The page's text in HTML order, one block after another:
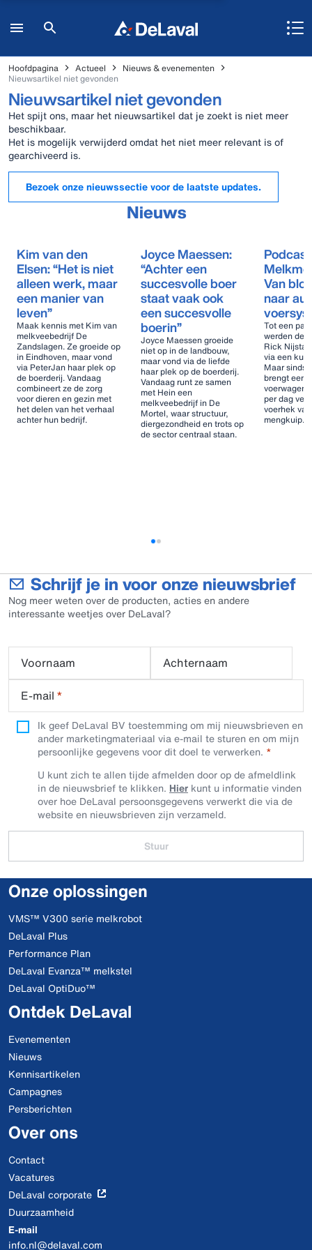
Hoofdpagina Actueel
Nieuws & evenementen
Nieuwsartikel niet gevonden
Nieuwsartikel niet gevonden
Het spijt ons, maar het nieuwsartikel dat je zoekt is niet meer
beschikbaar.
Het is mogelijk verwijderd omdat het niet meer relevant is of
gearchiveerd is.
Bezoek onze nieuwssectie voor de laatste updates.
Nieuws
Kim van den
Elsen: “Het is niet
alleen werk, maar
een manier van
leven”
Maak kennis met Kim van
melkveebedrijf De
Zandslagen. Ze groeide op
in Eindhoven, maar vond
via PeterJan haar plek op
de boerderij. Vandaag
combineert ze de zorg
voor dieren en gezin met
het delen van het verhaal
achter hun bedrijf.
Joyce Maessen:
“Achter een
succesvolle boer
staat vaak ook
een succesvolle
boerin”
Joyce Maessen groeide
niet op in de landbouw,
maar vond via de liefde
haar plek op de boerderij.
Vandaag runt ze samen
met Hein een
melkveebedrijf in De
Mortel, waar structuur,
diergezondheid en trots op
de sector centraal staan.
Podcast
Van
naar
Tot een
werden de
Rick
via een
Maar sinds
brengt een
voerwagen
per dag
voerhek
mengkuip.
Schrijf je in voor onze nieuwsbrief
Nog meer weten over de producten, acties en andere
interessante weetjes over DeLaval?
Voornaam
Achternaam
E-mail *
Ik geef DeLaval BV toestemming om mij nieuwsbrieven en
ander marketingmateriaal via e-mail te sturen en om mijn
persoonlijke gegevens voor dit doel te verwerken.
U kunt zich te allen tijde afmelden door op de afmeldlink
in de nieuwsbrief te klikken. Hier kunt u informatie vinden
over hoe DeLaval persoonsgegevens verwerkt die via de
website en nieuwsbrieven zijn verzameld.
Stuur
Onze oplossingen
VMS™ V300 serie melkrobot
DeLaval Plus
Performance Plan
DeLaval Evanza™ melkstel
DeLaval OptiDuo™
Ontdek DeLaval
Evenementen
Nieuws
Kennisartikelen
Campagnes
Persberichten
Over ons
Contact
Vacatures
DeLaval corporate
Duurzaamheid
E-mail
info.nl@delaval.com